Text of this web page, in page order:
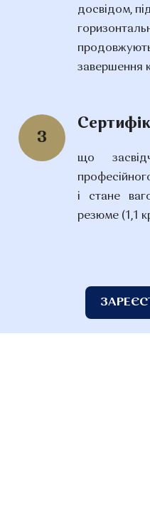
досвідом,
завершення
3
що
і стане
резюме (1,1